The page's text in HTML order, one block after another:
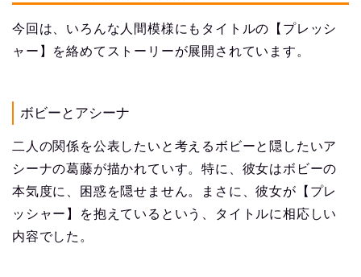
今回は、いろんな人間模様にもタイトルの【プレッシ
ャー】を絡めてストーリーが展開されています。
ボビーとアシーナ
二人の関係を公表したいと考えるボビーと隠したいア
シーナの葛藤が描かれていす。特に、彼女はボビーの
本気度に、困惑を隠せません。まさに、彼女が【プレ
ッシャー】を抱えているという、タイトルに相応しい
内容でした。